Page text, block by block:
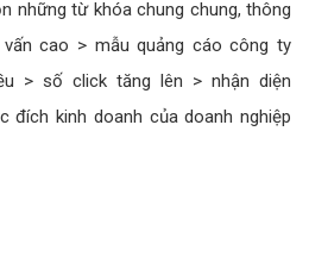
vấn đúng vào sản phẩm công ty
quảng cáo, thay vì mất đi chi
không hiệu quả cho những từ khóa
đúng trọng tâm, giảm thiểu ngân